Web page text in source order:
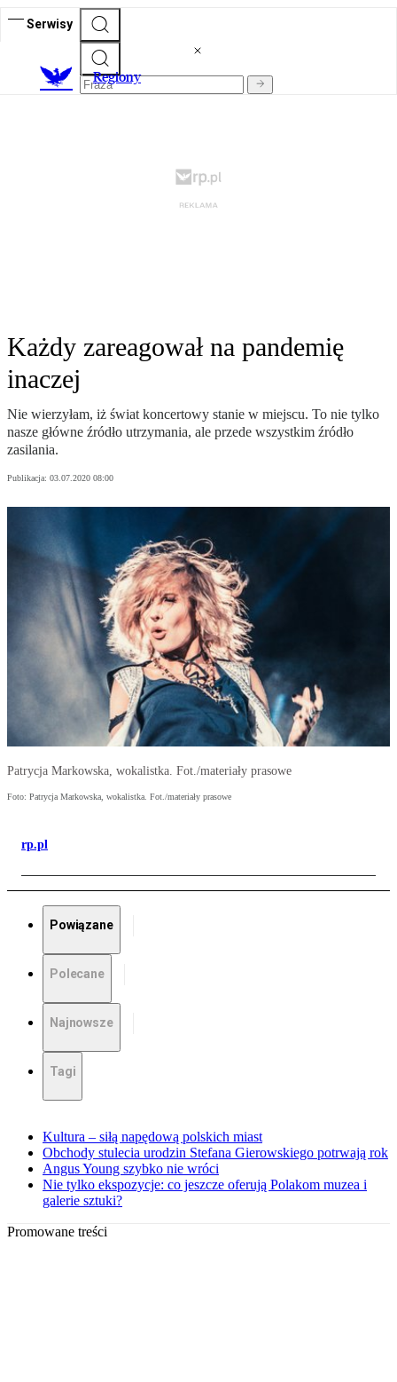
Serwisy
Regiony
Każdy zareagował na pandemię
inaczej
Nie wierzyłam, iż świat koncertowy stanie w miejscu. To nie tylko
nasze główne źródło utrzymania, ale przede wszystkim źródło
zasilania.
Publikacja: 03.07.2020 08:00
Patrycja Markowska, wokalistka. Fot./materiały prasowe
Foto: Patrycja Markowska, wokalistka. Fot./materiały prasowe
rp.pl
Powiązane
Polecane
Najnowsze
Tagi
Kultura – siłą napędową polskich miast
Obchody stulecia urodzin Stefana Gierowskiego potrwają rok
Angus Young szybko nie wróci
Nie tylko ekspozycje: co jeszcze oferują Polakom muzea i
galerie sztuki?
Promowane treści